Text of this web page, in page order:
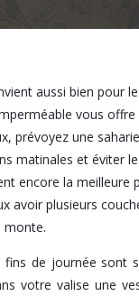
aussi bien pour
vous offre
prévoyez une
matinales et éviter
encore la meilleure
avoir plusieurs
monte.
de journée sont
votre valise une